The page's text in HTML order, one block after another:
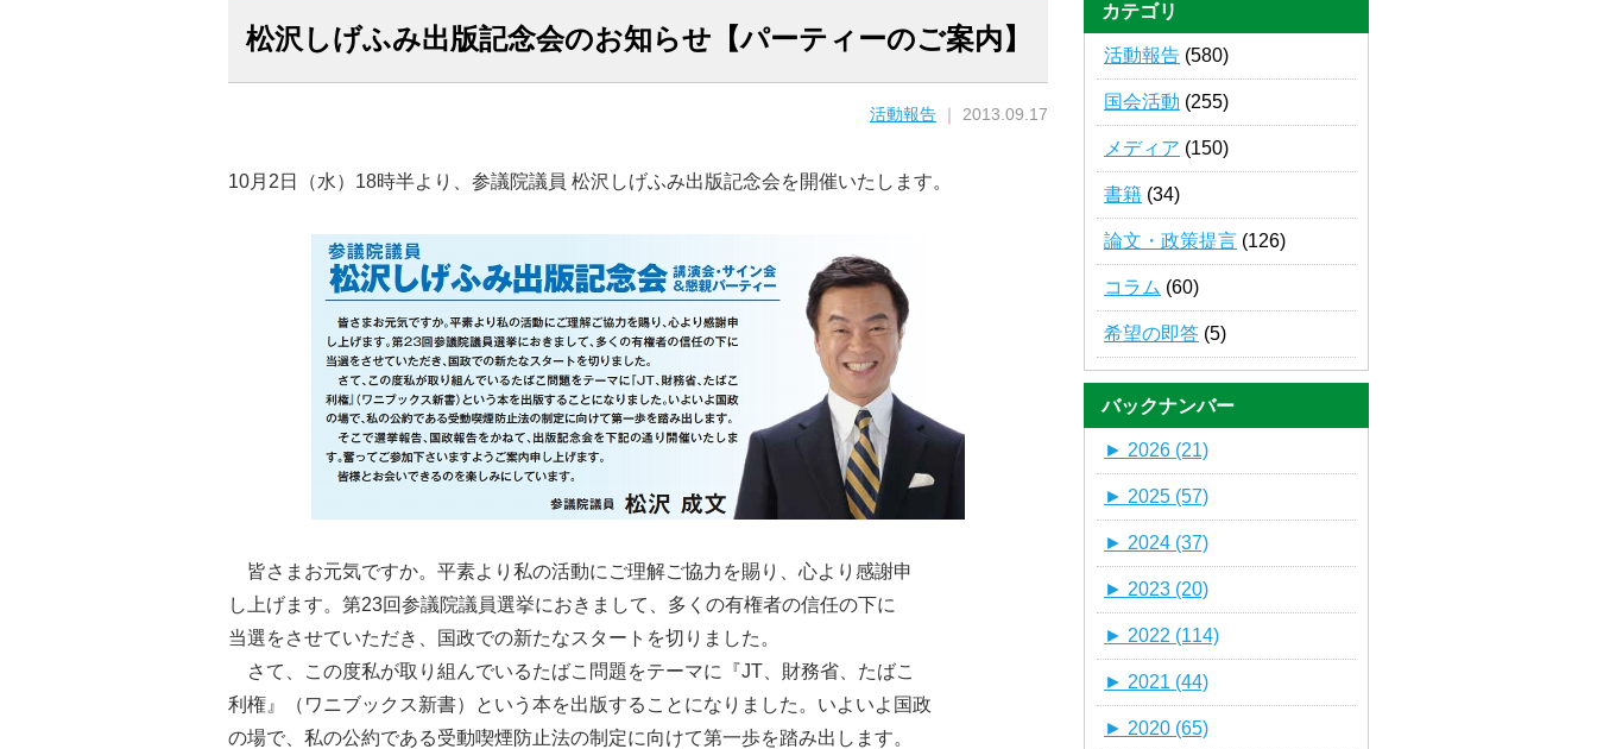
松沢しげふみ出版記念会のお知らせ【パーティーのご案内】
活動報告 ｜ 2013.09.17
10月2日（水）18時半より、参議院議員 松沢しげふみ出版記念会を開催いたします。
皆さまお元気ですか。平素より私の活動にご理解ご協力を賜り、心より感謝申
し上げます。第23回参議院議員選挙におきまして、多くの有権者の信任の下に
当選をさせていただき、国政での新たなスタートを切りました。
さて、この度私が取り組んでいるたばこ問題をテーマに『JT、財務省、たばこ
利権』（ワニブックス新書）という本を出版することになりました。いよいよ国政
の場で、私の公約である受動喫煙防止法の制定に向けて第一歩を踏み出します。
カテゴリ
活動報告 (580)
国会活動 (255)
メディア (150)
書籍 (34)
論文・政策提言 (126)
コラム (60)
希望の即答 (5)
バックナンバー
► 2026 (21)
► 2025 (57)
► 2024 (37)
► 2023 (20)
► 2022 (114)
► 2021 (44)
► 2020 (65)